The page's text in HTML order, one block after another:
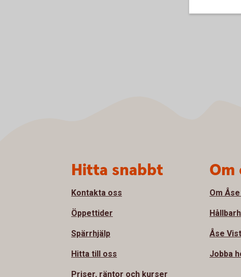
Hitta snabbt
Kontakta oss
Öppettider
Spärrhjälp
Hitta till oss
Priser, räntor och kurser
Om
Om
Åse
Jobba